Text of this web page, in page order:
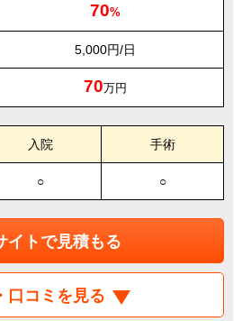
70%
5,000円/日
70万円
入院 手術
○ ○
イトで見積もる
口コミを見る